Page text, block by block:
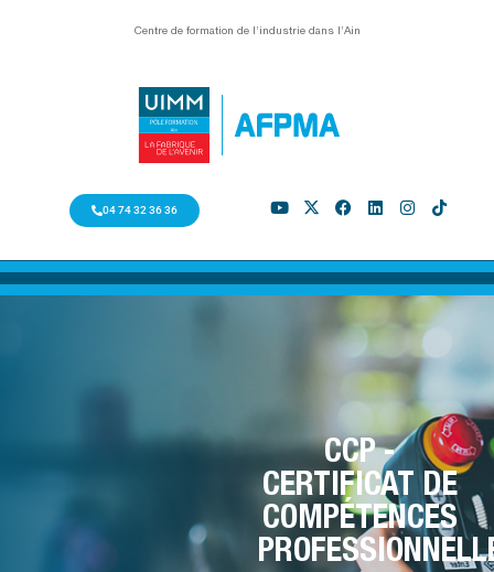
Centre de formation de l’industrie dans l’Ain
04 74 32 36 36
CCP -
CERTIFICAT DE
COMPÉTENCES